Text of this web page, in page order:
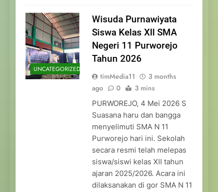
UNCATEGORIZED
Wisuda Purnawiyata
Siswa Kelas XII SMA
Negeri 11 Purworejo
Tahun 2026
timMedia11
3 months
ago
0 3 mins
PURWOREJO, 4 Mei 2026 S
Suasana haru dan bangga
menyelimuti SMA N 11
Purworejo hari ini. Sekolah
secara resmi telah melepas
siswa/siswi kelas XII tahun
ajaran 2025/2026. Acara ini
dilaksanakan di gor SMA N 11